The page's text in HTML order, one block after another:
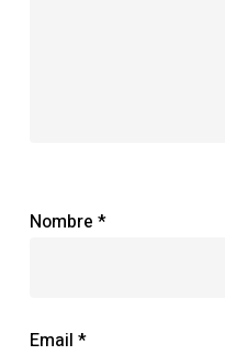
Nombre *
Email *